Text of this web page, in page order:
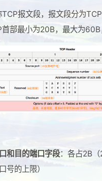
报文段，报文段分为
部最小为20B，最大为60B
和目的端口字段：各占2B
号的上限）